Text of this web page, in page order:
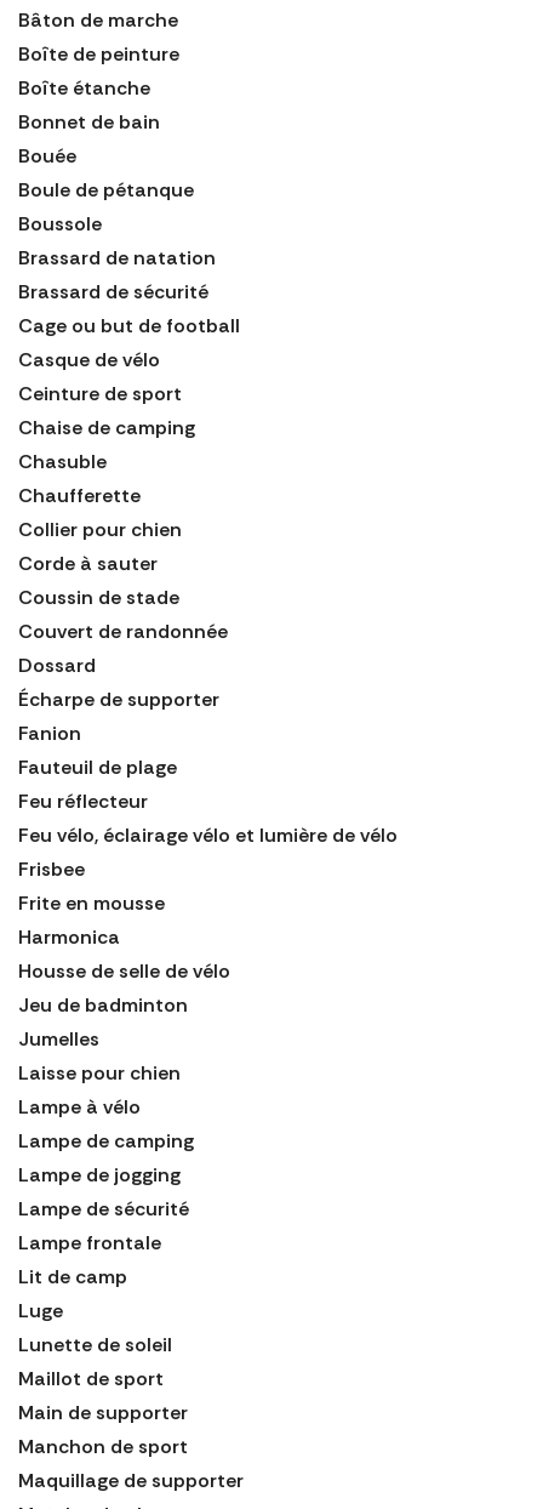
Bâton de marche
Boîte de peinture
Boîte étanche
Bonnet de bain
Bouée
Boule de pétanque
Boussole
Brassard de natation
Brassard de sécurité
Cage ou but de football
Casque de vélo
Ceinture de sport
Chaise de camping
Chasuble
Chaufferette
Collier pour chien
Corde à sauter
Coussin de stade
Couvert de randonnée
Dossard
Écharpe de supporter
Fanion
Fauteuil de plage
Feu réflecteur
Feu vélo, éclairage vélo et lumière de vélo
Frisbee
Frite en mousse
Harmonica
Housse de selle de vélo
Jeu de badminton
Jumelles
Laisse pour chien
Lampe à vélo
Lampe de camping
Lampe de jogging
Lampe de sécurité
Lampe frontale
Lit de camp
Luge
Lunette de soleil
Maillot de sport
Main de supporter
Manchon de sport
Maquillage de supporter